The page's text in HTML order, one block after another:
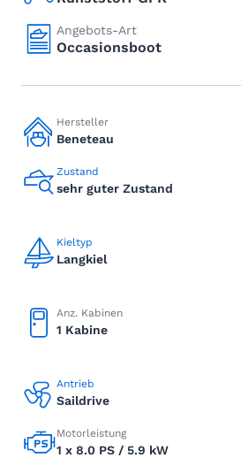
Angebots-Art
Occasionsboot
Hersteller
Beneteau
Zustand
sehr guter Zustand
Kieltyp
Langkiel
Anz. Kabinen
1 Kabine
Antrieb
Saildrive
Motorleistung
1 x 8.0 PS / 5.9 kW